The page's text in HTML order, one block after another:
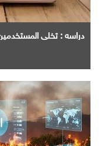
دراسه : تخلي